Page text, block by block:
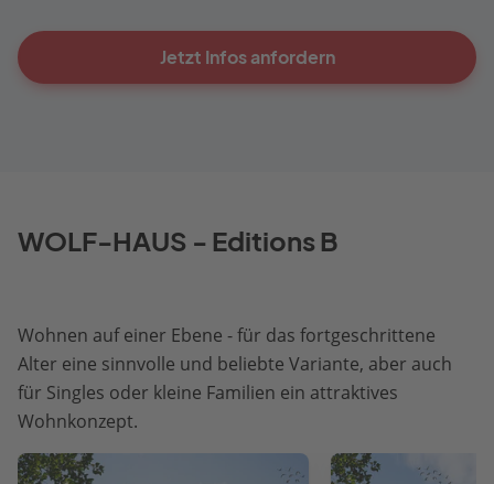
Jetzt Infos anfordern
WOLF-HAUS - Editions B
Wohnen auf einer Ebene - für das fortgeschrittene
Alter eine sinnvolle und beliebte Variante, aber auch
für Singles oder kleine Familien ein attraktives
Wohnkonzept.